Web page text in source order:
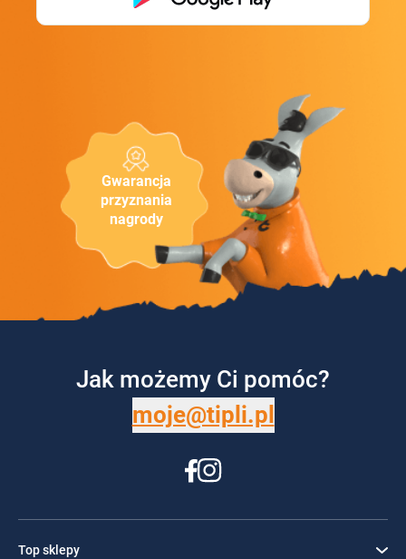
Gwarancja
przyznania
nagrody
Jak możemy Ci pomóc?
moje@tipli.pl
Top sklepy